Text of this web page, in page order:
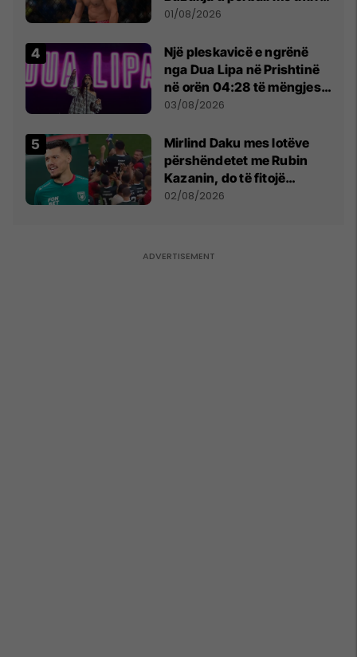
anti-shqiptare nga
01/08/2026
Një pleskavicë e ngrënë
nga Dua Lipa në Prishtinë
në orën 04:28 të mëngjesit
- dhe bota digjitale serbe
03/08/2026
Mirlind Daku mes lotëve
përshëndetet me Rubin
Kazanin, do të fitojë
miliona te Spartak Moska
02/08/2026